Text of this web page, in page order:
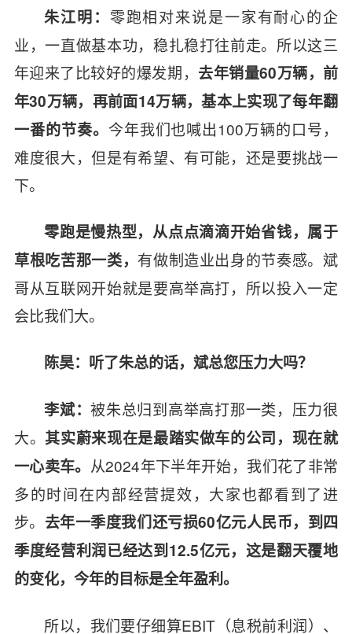
朱江明： 零跑相对来说是一家有耐心的企
业，一直做基本功，稳扎稳打往前走。所以这三
年迎来了比较好的爆发期， 去年销量60万辆，前
年30万辆，再前面14万辆，基本上实现了每年翻
一番的节奏。 今年我们也喊出100万辆的口号，
难度很大，但是有希望、有可能，还是要挑战一
下。
零跑是慢热型，从点点滴滴开始省钱，属于
草根吃苦那一类， 有做制造业出身的节奏感。斌
哥从互联网开始就是要高举高打，所以投入一定
会比我们大。
陈昊：听了朱总的话，斌总您压力大吗？
李斌：被朱总归到高举高打那一类，压力很
大。 其实蔚来现在是最踏实做车的公司，现在就
一心卖车。 从2024年下半年开始，我们花了非常
多的时间在内部经营提效，大家也都看到了进
步。 去年一季度我们还亏损60亿元人民币，到四
季度经营利润已经达到12.5亿元，这是翻天覆地
的变化，今年的目标是全年盈利。
所以，我们要仔细算EBIT（息税前利润）、